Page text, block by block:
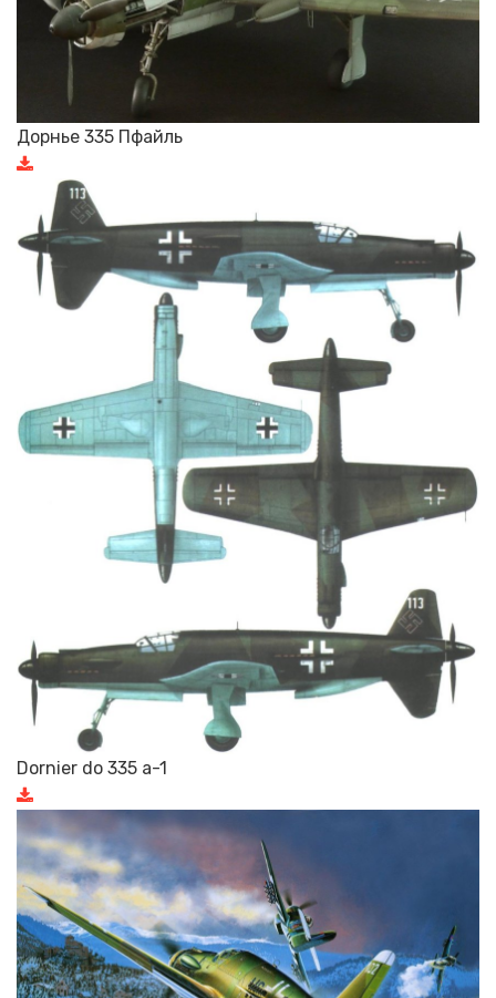
Дорнье 335 Пфайль
Dornier do 335 a-1